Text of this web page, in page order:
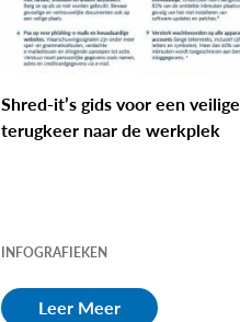
Shred-it’s gids voor een veilige
terugkeer naar de werkplek
INFOGRAFIEKEN
Leer Meer